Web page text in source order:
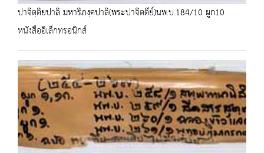
ปาจิตฺติยปาลิ มหาริภงฺคปาลิ(พระปาจิตตีย์)นพ.บ.184/10 ผูก10
หนังสืออิเล็กทรอนิกส์